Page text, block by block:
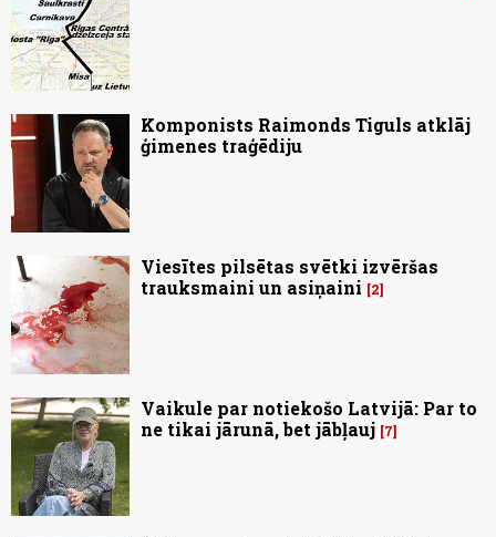
Komponists Raimonds Tiguls atklāj
ģimenes traģēdiju
Viesītes pilsētas svētki izvēršas
trauksmaini un asiņaini
2
Vaikule par notiekošo Latvijā: Par to
ne tikai jārunā, bet jābļauj 7